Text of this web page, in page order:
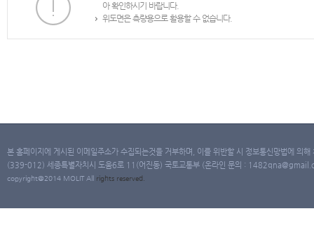
아 확인하시기 바랍니다.
위도면은 측량용으로 활용할 수 없습니다.
본 홈페이지에 게시된 이메일주소가 수집되는것을 거부하며, 이를 위반할 시 정보통신망법에 의
(339-012) 세종특별자치시 도움6로 11(어진동) 국토교통부 (온라인 문의 :
copyright@2014 MOLIT All rights reserved.